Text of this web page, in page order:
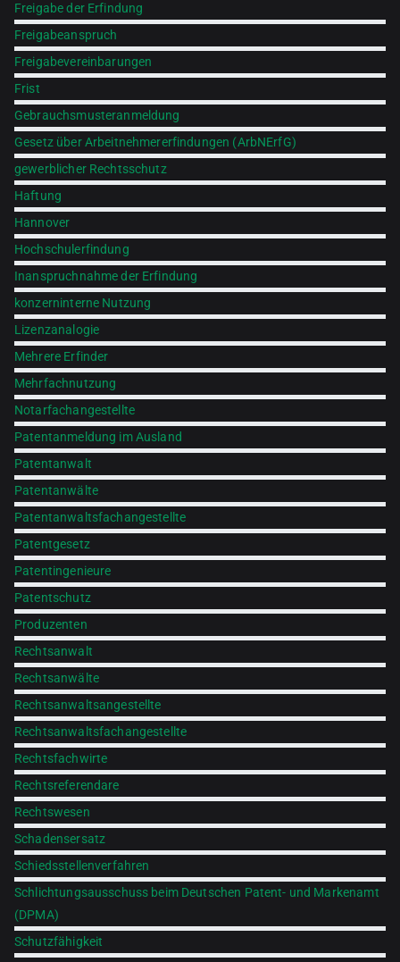
Freigabe der Erfindung
Freigabeanspruch
Freigabevereinbarungen
Frist
Gebrauchsmusteranmeldung
Gesetz über Arbeitnehmererfindungen (ArbNErfG)
gewerblicher Rechtsschutz
Haftung
Hannover
Hochschulerfindung
Inanspruchnahme der Erfindung
konzerninterne Nutzung
Lizenzanalogie
Mehrere Erfinder
Mehrfachnutzung
Notarfachangestellte
Patentanmeldung im Ausland
Patentanwalt
Patentanwälte
Patentanwaltsfachangestellte
Patentgesetz
Patentingenieure
Patentschutz
Produzenten
Rechtsanwalt
Rechtsanwälte
Rechtsanwaltsangestellte
Rechtsanwaltsfachangestellte
Rechtsfachwirte
Rechtsreferendare
Rechtswesen
Schadensersatz
Schiedsstellenverfahren
Schlichtungsausschuss beim Deutschen Patent- und Markenamt
(DPMA)
Schutzfähigkeit